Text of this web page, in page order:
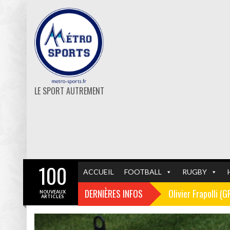
LE SPORT AUTREMENT
ACCUEIL FOOTBALL RUGBY
DERNIÈRES INFOS Olivier Frapolli
Christophe
100
NOUVEAUX
ARTICLES
FOOTBALL